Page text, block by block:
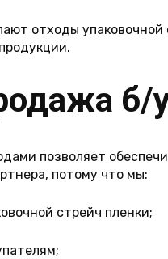
отходы
б/у
позволяет
потому что мы:
стрейч пленки;